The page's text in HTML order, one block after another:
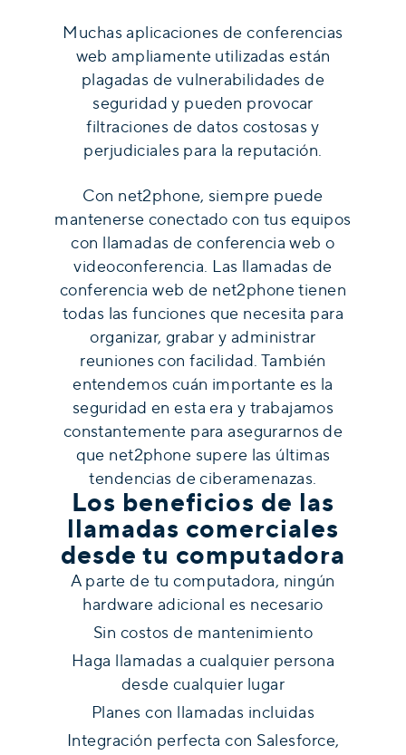
Muchas aplicaciones de conferencias
web ampliamente utilizadas están
plagadas de vulnerabilidades de
seguridad y pueden provocar
filtraciones de datos costosas y
perjudiciales para la reputación.
Con net2phone, siempre puede
mantenerse conectado con tus equipos
con llamadas de conferencia web o
videoconferencia. Las llamadas de
conferencia web de net2phone tienen
todas las funciones que necesita para
organizar, grabar y administrar
reuniones con facilidad. También
entendemos cuán importante es la
seguridad en esta era y trabajamos
constantemente para asegurarnos de
que net2phone supere las últimas
tendencias de ciberamenazas.
Los beneficios de las
llamadas comerciales
desde tu computadora
A parte de tu computadora, ningún
hardware adicional es necesario
Sin costos de mantenimiento
Haga llamadas a cualquier persona
desde cualquier lugar
Planes con llamadas incluidas
Integración perfecta con Salesforce,